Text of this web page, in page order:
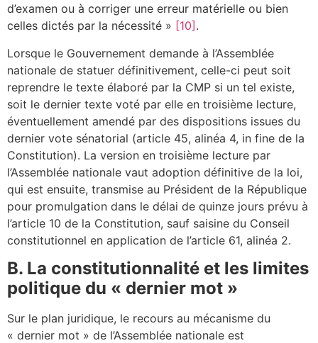
d’examen ou à corriger une erreur matérielle ou bien
celles dictés par la nécessité » [10] .
Lorsque le Gouvernement demande à l’Assemblée
nationale de statuer définitivement, celle-ci peut soit
reprendre le texte élaboré par la CMP si un tel existe,
soit le dernier texte voté par elle en troisième lecture,
éventuellement amendé par des dispositions issues du
dernier vote sénatorial (article 45, alinéa 4, in fine de la
Constitution). La version en troisième lecture par
l’Assemblée nationale vaut adoption définitive de la loi,
qui est ensuite, transmise au Président de la République
pour promulgation dans le délai de quinze jours prévu à
l’article 10 de la Constitution, sauf saisine du Conseil
constitutionnel en application de l’article 61, alinéa 2.
B. La constitutionnalité et les limites
politique du « dernier mot »
Sur le plan juridique, le recours au mécanisme du
« dernier mot » de l’Assemblée nationale est